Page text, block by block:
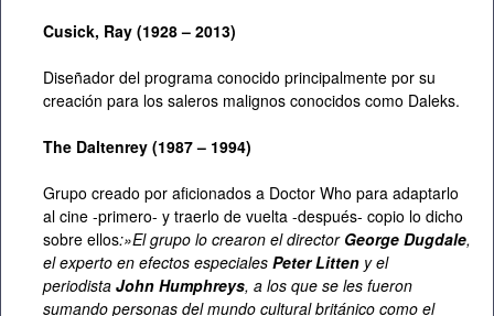
Cusick, Ray (1928 – 2013)
Diseñador del programa conocido principalmente por su
creación para los saleros malignos conocidos como Daleks.
The Daltenrey (1987 – 1994)
Grupo creado por aficionados a Doctor Who para adaptarlo
al cine -primero- y traerlo de vuelta -después- copio lo dicho
sobre ellos:»El grupo lo crearon el director George Dugdale,
el experto en efectos especiales Peter Litten y el
periodista John Humphreys, a los que se les fueron
sumando personas del mundo cultural británico como el